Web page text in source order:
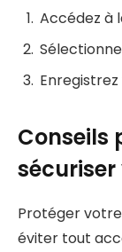
Accédez à
Conseils
Protéger votre
éviter tout